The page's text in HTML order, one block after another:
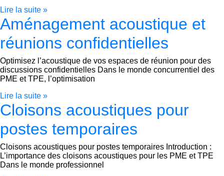
Lire la suite »
Aménagement acoustique et
réunions confidentielles
Optimisez l’acoustique de vos espaces de réunion pour des
discussions confidentielles Dans le monde concurrentiel des
PME et TPE, l’optimisation
Lire la suite »
Cloisons acoustiques pour
postes temporaires
Cloisons acoustiques pour postes temporaires Introduction :
L’importance des cloisons acoustiques pour les PME et TPE
Dans le monde professionnel